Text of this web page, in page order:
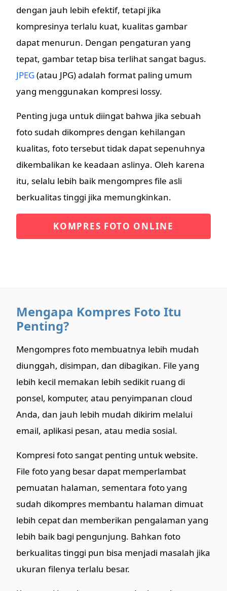
dengan jauh lebih efektif, tetapi jika
kompresinya terlalu kuat, kualitas gambar
dapat menurun. Dengan pengaturan yang
tepat, gambar tetap bisa terlihat sangat bagus.
JPEG(atau JPG) adalah format paling umum
yang menggunakan kompresi lossy.
Penting juga untuk diingat bahwa jika sebuah
foto sudah dikompres dengan kehilangan
kualitas, foto tersebut tidak dapat sepenuhnya
dikembalikan ke keadaan aslinya. Oleh karena
itu, selalu lebih baik mengompres file asli
berkualitas tinggi jika memungkinkan.
KOMPRES FOTO ONLINE
Mengapa Kompres Foto Itu
Penting?
Mengompres foto membuatnya lebih mudah
diunggah, disimpan, dan dibagikan. File yang
lebih kecil memakan lebih sedikit ruang di
ponsel, komputer, atau penyimpanan cloud
Anda, dan jauh lebih mudah dikirim melalui
email, aplikasi pesan, atau media sosial.
Kompresi foto sangat penting untuk website.
File foto yang besar dapat memperlambat
pemuatan halaman, sementara foto yang
sudah dikompres membantu halaman dimuat
lebih cepat dan memberikan pengalaman yang
lebih baik bagi pengunjung. Bahkan foto
berkualitas tinggi pun bisa menjadi masalah jika
ukuran filenya terlalu besar.